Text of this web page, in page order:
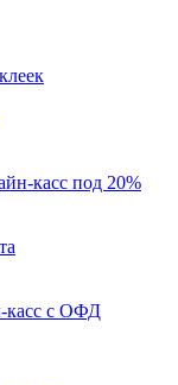
касс под 20%
касс с ОФД